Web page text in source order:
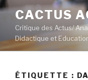
Aller
contenu
principal
CACTUS
Critique des Actus/
Didactique et
ÉTIQUETTE :